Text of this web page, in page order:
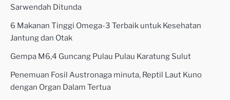
Sarwendah Ditunda
6 Makanan Tinggi Omega-3 Terbaik untuk Kesehatan
Jantung dan Otak
Gempa M6,4 Guncang Pulau Pulau Karatung Sulut
Penemuan Fosil Austronaga minuta, Reptil Laut Kuno
dengan Organ Dalam Tertua